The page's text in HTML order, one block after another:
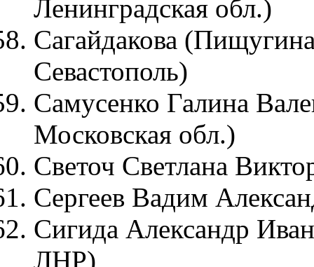
Ленинградская обл.)
Сагайдакова
Севастополь)
Самусенко Галина
Московская обл.)
Светоч Светлана
Сергеев Вадим
Сигида Александр
ЛНР)